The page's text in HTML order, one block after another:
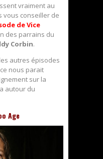
vraiment au
vous conseiller de
de Vice
des parrains du
Corbin.
autres épisodes
nous parait
sur la
autour du
Age